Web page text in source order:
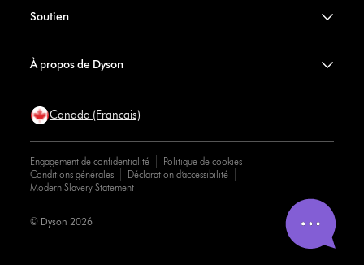
Soutien
À propos de Dyson
Canada (Francais)
Engagement de confidentialité
Politique de cookies
Conditions générales
Déclaration d’accessibilité
Modern Slavery Statement
© Dyson 2026